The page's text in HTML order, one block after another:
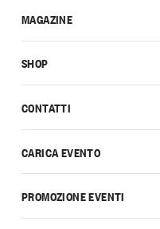
CONTATTI
CARICA EVENTO
PROMOZIONE EVENTI
MAGAZINE
SHOP